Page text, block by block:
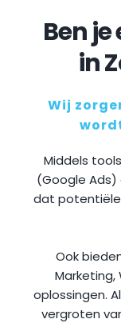
Ben
in
Wij
Middels
(Google Ads)
dat
Ook
oplossingen.
vergroten